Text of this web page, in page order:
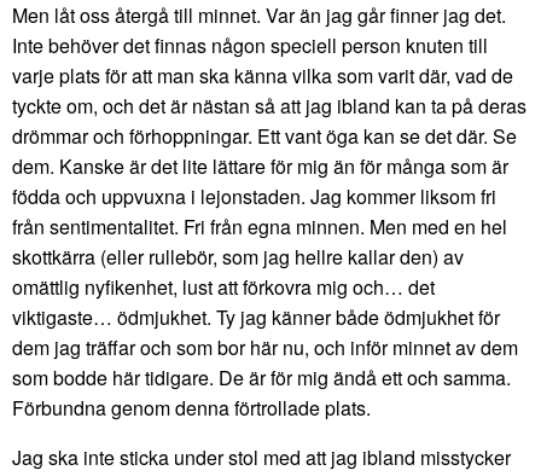
Men låt oss återgå till minnet. Var än jag går finner jag det.
Inte behöver det finnas någon speciell person knuten till
varje plats för att man ska känna vilka som varit där, vad de
tyckte om, och det är nästan så att jag ibland kan ta på deras
drömmar och förhoppningar. Ett vant öga kan se det där. Se
dem. Kanske är det lite lättare för mig än för många som är
födda och uppvuxna i lejonstaden. Jag kommer liksom fri
från sentimentalitet. Fri från egna minnen. Men med en hel
skottkärra (eller rullebör, som jag hellre kallar den) av
omättlig nyfikenhet, lust att förkovra mig och… det
viktigaste… ödmjukhet. Ty jag känner både ödmjukhet för
dem jag träffar och som bor här nu, och inför minnet av dem
som bodde här tidigare. De är för mig ändå ett och samma.
Förbundna genom denna förtrollade plats.
Jag ska inte sticka under stol med att jag ibland misstycker